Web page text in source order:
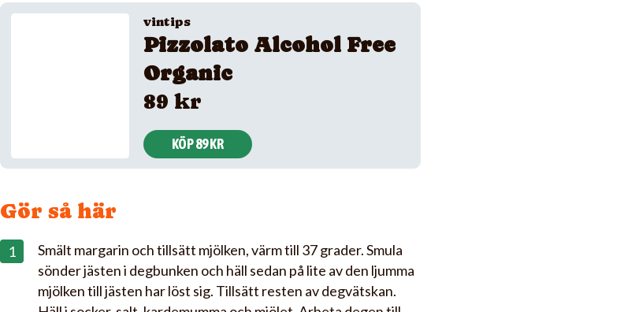
vintips
Pizzolato Alcohol Free
Organic
89 kr
KÖP 89 KR
Gör så här
Smält margarin och tillsätt mjölken, värm till 37 grader. Smula
sönder jästen i degbunken och häll sedan på lite av den ljumma
mjölken till jästen har löst sig. Tillsätt resten av degvätskan.